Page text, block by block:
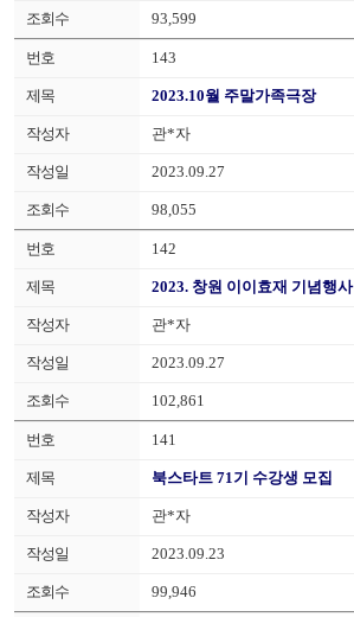
93,599
143
2023.10월 주말가족극장
관*자
2023.09.27
98,055
142
2023. 창원 이이효재 기념행사
관*자
2023.09.27
102,861
141
북스타트 71기 수강생 모집
관*자
2023.09.23
99,946